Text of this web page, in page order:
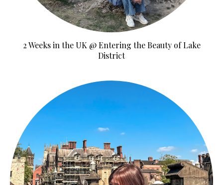
2 Weeks in the UK @ Entering the Beauty of Lake
District